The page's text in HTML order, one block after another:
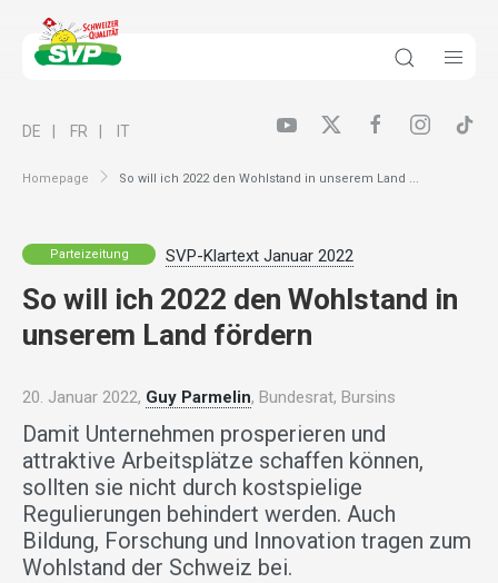
Homepage So will ich 2022 den Wohlstand in unserem Land ...
DE FR IT
Parteizeitung SVP-Klartext Januar 2022
So will ich 2022 den Wohlstand in
unserem Land fördern
20. Januar 2022, Guy Parmelin, Bundesrat, Bursins
Damit Unternehmen prosperieren und
attraktive Arbeitsplätze schaffen können,
sollten sie nicht durch kostspielige
Regulierungen behindert werden. Auch
Bildung, Forschung und Innovation tragen zum
Wohlstand der Schweiz bei.